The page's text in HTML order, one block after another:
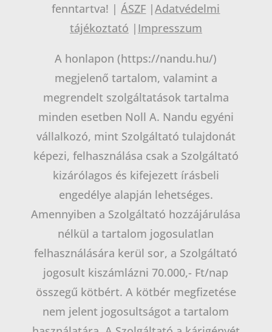
fenntartva! |ÁSZF |Adatvédelmi
tájékoztató | Impresszum
A honlapon (https://nandu.hu/)
megjelenő tartalom, valamint a
megrendelt szolgáltatások tartalma
minden esetben Noll A. Nandu egyéni
vállalkozó, mint Szolgáltató tulajdonát
képezi, felhasználása csak a Szolgáltató
kizárólagos és kifejezett írásbeli
engedélye alapján lehetséges.
Amennyiben a Szolgáltató hozzájárulása
nélkül a tartalom jogosulatlan
felhasználására kerül sor, a Szolgáltató
jogosult kiszámlázni 70.000,- Ft/nap
összegű kötbért. A kötbér megfizetése
nem jelent jogosultságot a tartalom